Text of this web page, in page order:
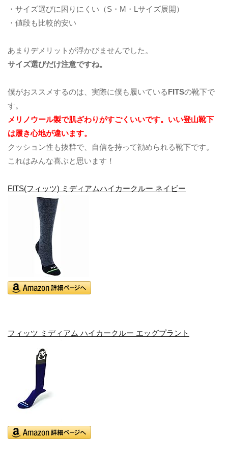
・サイズ選びに困りにくい（S・M・Lサイズ展開）
・値段も比較的安い
あまりデメリットが浮かびませんでした。
サイズ選びだけ注意ですね。
僕がおススメするのは、実際に僕も履いているFITSの靴下で
す。
メリノウール製で肌ざわりがすごくいいです。いい登山靴下
は履き心地が違います。
クッション性も抜群で、自信を持って勧められる靴下です。
これはみんな喜ぶと思います！
FITS(フィッツ) ミディアムハイカークルー ネイビー
フィッツ ミディアム ハイカークルー エッグプラント